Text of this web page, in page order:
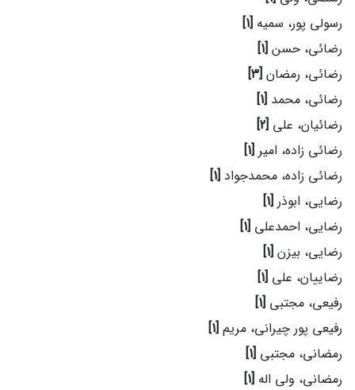
رسولی پور، سمیه [1]
رضائی، حسن [1]
رضائی، رمضان [3]
رضائی، محمد [1]
رضائیان، علی [2]
رضائی زاده، امیر [1]
رضائی زاده، محمدجواد [1]
رضایی، ابوذر [1]
رضایی، احمدعلی [1]
رضایی، بیزن [1]
رضاییان، علی [1]
رفیعی، مجتبی [1]
رفیعی پور چیرانی، مریم [1]
رمضانی، مجتبی [1]
رمضانی، ولی اله [1]